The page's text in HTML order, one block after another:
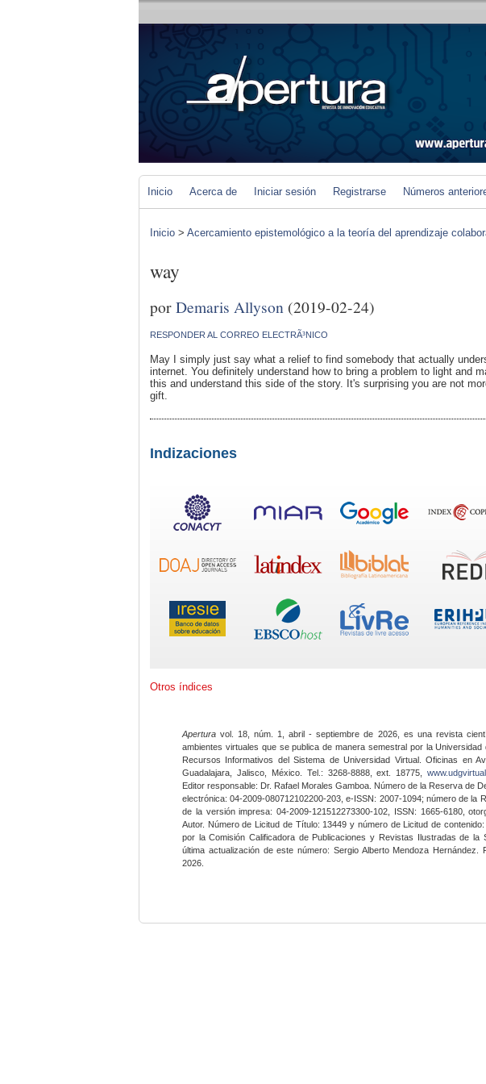
Inicio Acerca de Iniciar sesión Registrarse Números
Inicio > Acercamiento epistemológico a la teoría del aprendizaje
way
porDemaris Allyson (2019-02-24)
RESPONDER AL CORREO ELECTRÃ³NICO
May I simply just say what a relief to find somebody that actually
internet. You definitely understand how to bring a problem to light and
this and understand this side of the story. It's surprising you are not
gift.
Indizaciones
Otros índices
Apertura vol. 18, núm. 1, abril - septiembre de 2026, es una revista
ambientes virtuales que se publica de manera semestral por la
Recursos Informativos del Sistema de Universidad Virtual. Oficinas en
Guadalajara, Jalisco, México. Tel.: 3268-8888, ext. 18775,
Editor responsable: Dr. Rafael Morales Gamboa. Número de la Reserva de
electrónica: 04-2009-080712102200-203, e-ISSN: 2007-1094; número de la
de la versión impresa: 04-2009-121512273300-102, ISSN: 1665-6180,
Autor. Número de Licitud de Título: 13449 y número de Licitud de
por la Comisión Calificadora de Publicaciones y Revistas Ilustradas de la
última actualización de este número: Sergio Alberto Mendoza
2026.